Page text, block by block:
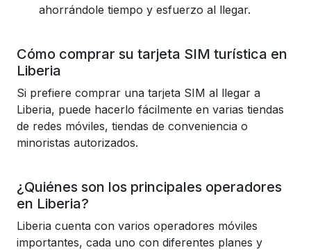
ahorrándole tiempo y esfuerzo al llegar.
Cómo comprar su tarjeta SIM turística en
Liberia
Si prefiere comprar una tarjeta SIM al llegar a
Liberia, puede hacerlo fácilmente en varias tiendas
de redes móviles, tiendas de conveniencia o
minoristas autorizados.
¿Quiénes son los principales operadores
en Liberia?
Liberia cuenta con varios operadores móviles
importantes, cada uno con diferentes planes y